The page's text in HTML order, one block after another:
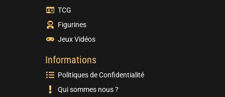
TCG
Figurines
Jeux Vidéos
Informations
Politiques de Confidentialité
Qui sommes nous ?